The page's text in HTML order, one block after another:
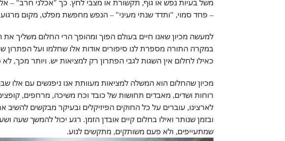
משל בעיות נפש או גוף, תקשורת או מצבי לחץ. כך "אכלני חרב" –
– פחד סמוי, "ותדד שנתי מעיני" – הנפש מחפשת מפלט, מקום
למעשה מכיון שאנו חיים בעולם הפוך ומהופך הרי החלום משליך את
במקרה התורה מספרת לנו סיפורים אודות אלו שחלמו ועל הפתרון
כאילו לחלום אין השגות לגבי הפתרון רק למציאות יש. ויותר
מכיון שהחלום הוא המשלה למציאות מעוותת אנו ניפגשים עם אלו
רוחות ושדים, מאבדים תחושות של כובד וכח משיכה, מרחפים,
לארצינו, עוברים על כל החוקים הפיזיקלים ובעיקר מבקשים להשיב
ובזמן שנותר ואילו בחלום קיים אובדן הזמן. רגע יכול להמשך שעה
שמתעייפים, ולא פעם משותקים, מתקשים לנוע.